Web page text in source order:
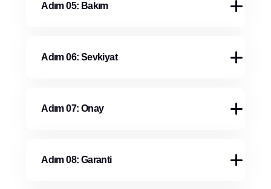
Adım 05: Bakım
Adım 06: Sevkiyat
Adım 07: Onay
Adım 08: Garanti